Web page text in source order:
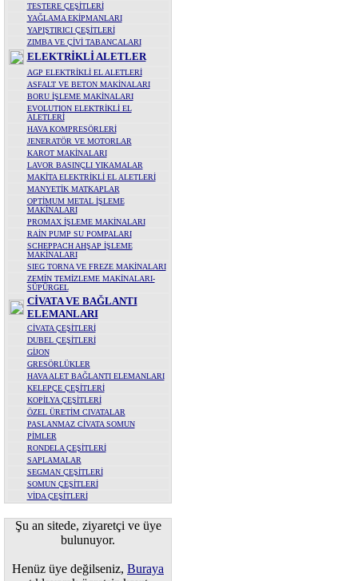
TESTERE ÇEŞİTLERİ
YAĞLAMA EKİPMANLARI
YAPIŞTIRICI ÇEŞİTLERİ
ZIMBA VE ÇİVİ TABANCALARI
ELEKTRİKLİ ALETLER
AGP ELEKTRİKLİ EL ALETLERİ
ASFALT VE BETON MAKİNALARI
BORU İŞLEME MAKİNALARI
EVOLUTION ELEKTRİKLİ EL
ALETLERİ
HAVA KOMPRESÖRLERİ
JENERATÖR VE MOTORLAR
KAROT MAKİNALARI
LAVOR BASINÇLI YIKAMALAR
MAKİTA ELEKTRİKLİ EL ALETLERİ
MANYETİK MATKAPLAR
OPTİMUM METAL İŞLEME
MAKİNALARI
PROMAX İŞLEME MAKİNALARI
RAİN PUMP SU POMPALARI
SCHEPPACH AHŞAP İŞLEME
MAKİNALARI
SIEG TORNA VE FREZE MAKİNALARI
ZEMİN TEMİZLEME MAKİNALARI-
SÜPÜRGEL
CİVATA VE BAĞLANTI
ELEMANLARI
CİVATA ÇEŞİTLERİ
DUBEL ÇEŞİTLERİ
GİJON
GRESÖRLÜKLER
HAVA ALET BAĞLANTI ELEMANLARI
KELEPÇE ÇEŞİTLERİ
KOPİLYA ÇEŞİTLERİ
ÖZEL ÜRETİM CIVATALAR
PASLANMAZ CİVATA SOMUN
PİMLER
RONDELA ÇEŞİTLERİ
SAPLAMALAR
SEGMAN ÇEŞİTLERİ
SOMUN ÇEŞİTLERİ
VİDA ÇEŞİTLERİ
Şu an sitede, ziyaretçi ve üye
bulunuyor.
Henüz üye değilseniz, Buraya